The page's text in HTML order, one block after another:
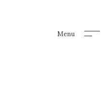
Menu
Menu